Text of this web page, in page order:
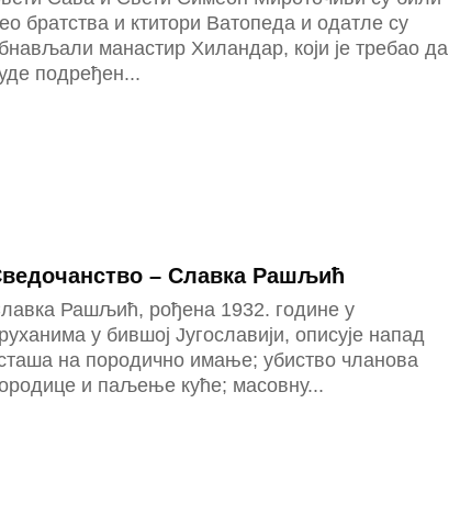
братства и ктитори Ватопеда и одатле су
манастир Хиландар, који је требао да
подређен...
– Славка Рашљић
Рашљић, рођена 1932. године у
у бившој Југославији, описује напад
на породично имање; убиство чланова
и паљење куће; масовну...